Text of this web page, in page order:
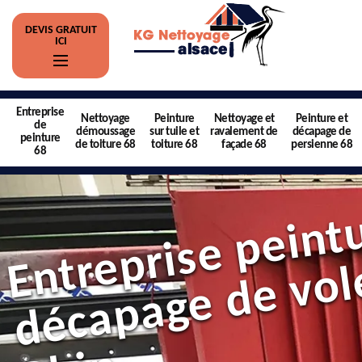
DEVIS GRATUIT
ICI
Entreprise
de
peinture
68
Nettoyage
démoussage
de toiture 68
Peinture
sur tuile et
toiture 68
Nettoyage et
ravalement de
façade 68
Peinture et
décapage de
persienne 68